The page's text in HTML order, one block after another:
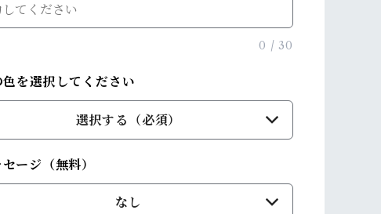
0 / 30
を選択してください
選択する（必須）
ージ（無料）
なし